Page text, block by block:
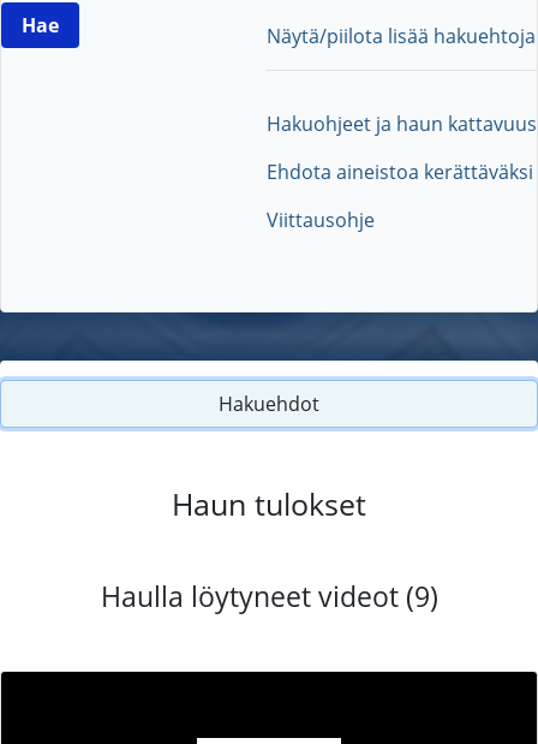
Näytä/piilota lisää hakuehtoja
Hakuohjeet ja haun kattavuus
Ehdota aineistoa kerättäväksi
Viittausohje
Hakuehdot
Haun tulokset
Haulla löytyneet videot (9)